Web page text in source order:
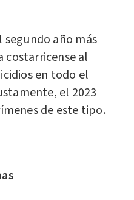
segundo año más
costarricense al
en todo el
el 2023
de este tipo.